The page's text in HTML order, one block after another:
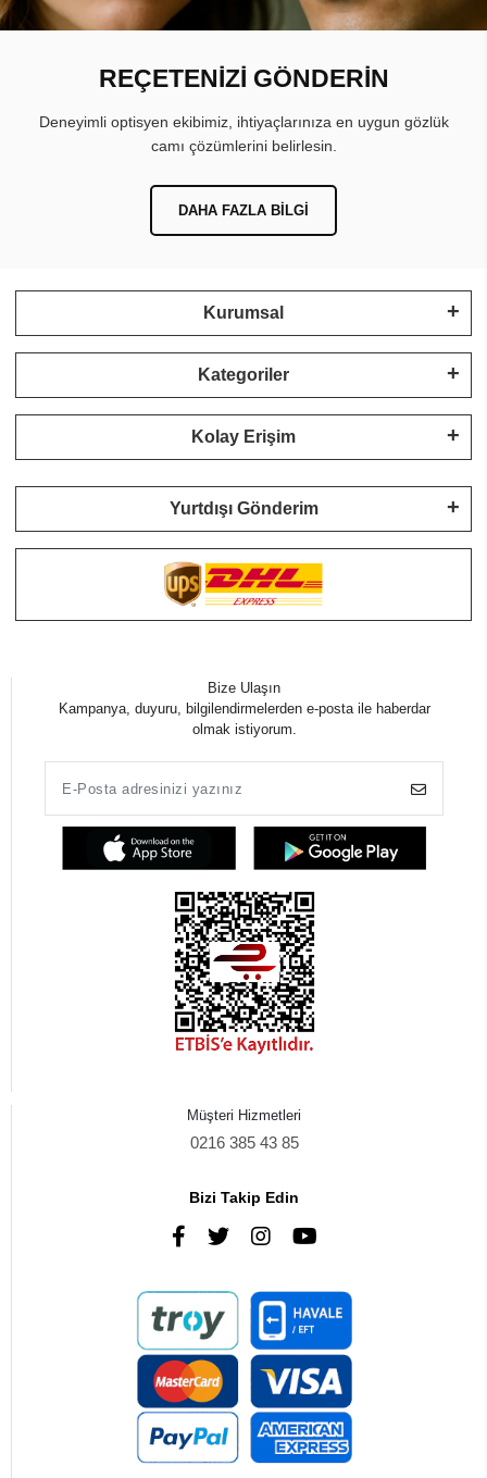
REÇETENİZİ GÖNDERİN
Deneyimli optisyen ekibimiz, ihtiyaçlarınıza en uygun gözlük
camı çözümlerini belirlesin.
DAHA FAZLA BILGI
Kurumsal
Kategoriler
Kolay Erişim
Yurtdışı Gönderim
Bize Ulaşın
Kampanya, duyuru, bilgilendirmelerden e-posta ile haberdar
olmak istiyorum.
Müşteri Hizmetleri
0216 385 43 85
Bizi Takip Edin